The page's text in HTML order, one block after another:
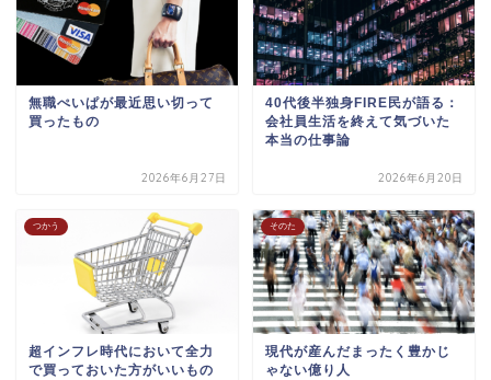
無職ぺいぱが最近思い切って
買ったもの
2026年6月27日
40代後半独身FIRE民が語る：
会社員生活を終えて気づいた
本当の仕事論
2026年6月20日
つかう
超インフレ時代において全力
で買っておいた方がいいもの
そのた
現代が産んだまったく豊かじ
ゃない億り人